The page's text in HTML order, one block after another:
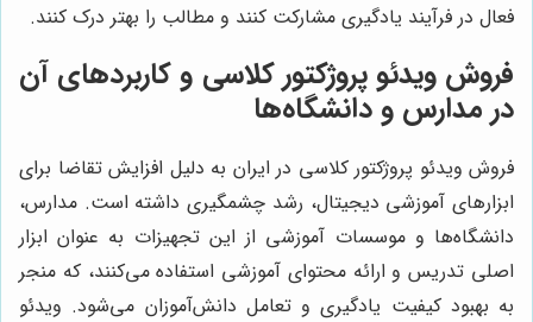
فعال در فرآیند یادگیری مشارکت کنند و مطالب را بهتر درک کنند.
فروش ویدئو پروژکتور کلاسی و کاربردهای آن
در مدارس و دانشگاه‌ها
فروش ویدئو پروژکتور کلاسی در ایران به دلیل افزایش تقاضا برای
ابزارهای آموزشی دیجیتال، رشد چشمگیری داشته است. مدارس،
دانشگاه‌ها و موسسات آموزشی از این تجهیزات به عنوان ابزار
اصلی تدریس و ارائه محتوای آموزشی استفاده می‌کنند، که منجر
به بهبود کیفیت یادگیری و تعامل دانش‌آموزان می‌شود. ویدئو